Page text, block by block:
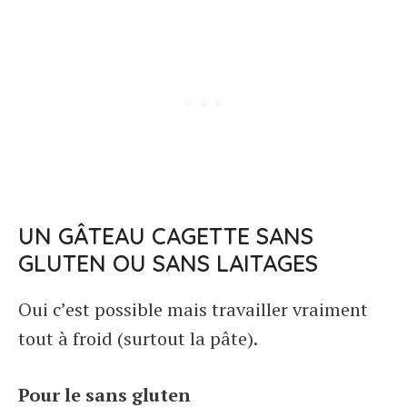
UN GÂTEAU CAGETTE SANS
GLUTEN OU SANS LAITAGES
Oui c’est possible mais travailler vraiment
tout à froid (surtout la pâte).
Pour le sans gluten